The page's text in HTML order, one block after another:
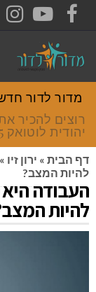
FACEBOOK
מדור לדור
רוצים להכיר
יהודית לוטואק 054-7388825.
דף הבית » ירון זיו »
להיות המצב?
העבודה היא
להיות